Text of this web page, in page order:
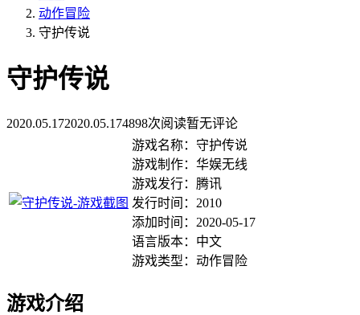
动作冒险
守护传说
守护传说
2020.05.172020.05.174898次阅读暂无评论
游戏名称：守护传说
游戏制作：华娱无线
游戏发行：腾讯
发行时间：2010
添加时间：2020-05-17
语言版本：中文
游戏类型：动作冒险
游戏介绍